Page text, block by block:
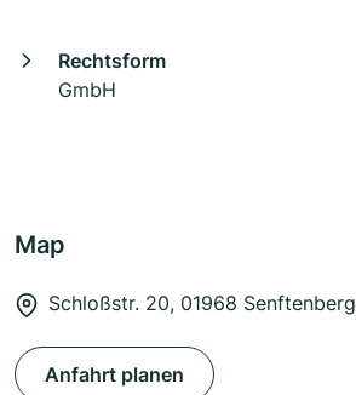
Rechtsform
GmbH
Map
Schloßstr. 20, 01968 Senftenberg
Anfahrt planen